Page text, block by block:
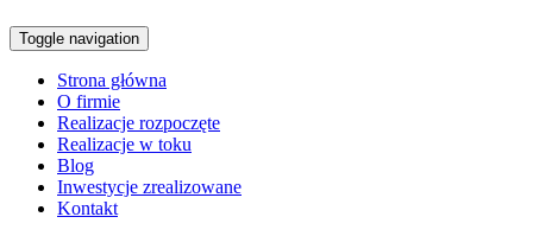
Toggle navigation
Strona główna
O firmie
Realizacje rozpoczęte
Realizacje w toku
Blog
Inwestycje zrealizowane
Kontakt